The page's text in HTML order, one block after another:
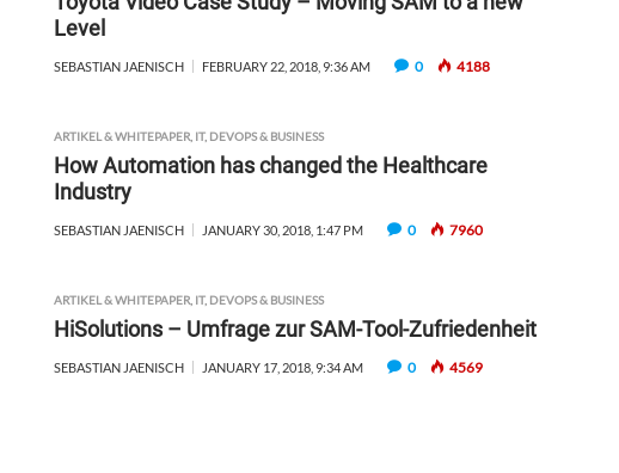
Level
SEBASTIAN JAENISCH FEBRUARY 22, 2018, 9:36 AM 0 4188
ARTIKEL & WHITEPAPER IT, DEVOPS & BUSINESS
How Automation has changed the Healthcare
Industry
SEBASTIAN JAENISCH JANUARY 30, 2018, 1:47 PM 0 7960
ARTIKEL & WHITEPAPER IT, DEVOPS & BUSINESS
HiSolutions – Umfrage zur SAM-Tool-Zufriedenheit
SEBASTIAN JAENISCH JANUARY 17, 2018, 9:34 AM 0 4569